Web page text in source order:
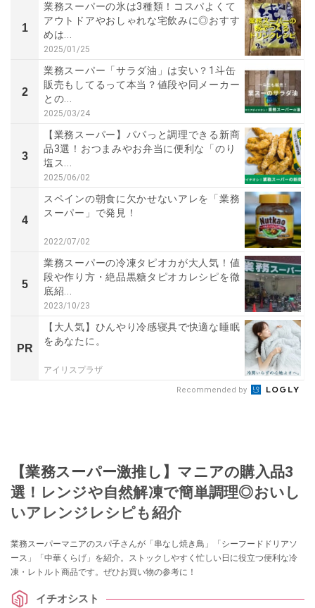
1
業務スーパーの氷は3種類！コスパよくて
アウトドアやおしゃれな宅飲みに◎おすす
めは...
2025/01/25
2
業務スーパー「サラダ油」は安い？1斗缶
販売もしてるって本当？値段や同メーカー
との...
2025/03/24
3
【業務スーパー】パパっと調理できる新商
品3選！おつまみやお弁当に便利な「のり
塩ス...
2025/06/02
4
スペインの朝食に欠かせないアレを「業務
スーパー」で発見！
2022/07/02
5
業務スーパーの冷凍タピオカが大人気！値
段や作り方・絶品黒糖タピオカレシピを徹
底紹...
2023/10/23
PR
【大人気】ひんやり冷感寝具で快適な睡眠
をあなたに。
アイリスプラザ
Recommended by
【業務スーパー激推し】マニアの購入品3
選！レンジや自然解凍で簡単調理◎おいし
いアレンジレシピも紹介
業務スーパーマニアのスパ子さんが「串なし焼き鳥」「シーフードドリアソ
ース」「中華くらげ」を紹介。ストックしやすく忙しい日に役立つ便利な冷
凍・レトルト商品です。ぜひお買い物の参考に！
イチオシスト